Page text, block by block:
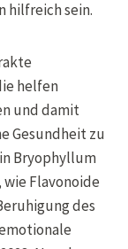
hilfreich sein.
helfen
und damit
Gesundheit zu
Bryophyllum
Flavonoide
des